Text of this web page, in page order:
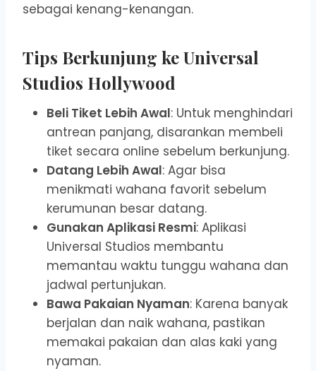
sebagai kenang-kenangan.
Tips Berkunjung ke Universal
Studios Hollywood
Beli Tiket Lebih Awal: Untuk menghindari
antrean panjang, disarankan membeli
tiket secara online sebelum berkunjung.
Datang Lebih Awal: Agar bisa
menikmati wahana favorit sebelum
kerumunan besar datang.
Gunakan Aplikasi Resmi: Aplikasi
Universal Studios membantu
memantau waktu tunggu wahana dan
jadwal pertunjukan.
Bawa Pakaian Nyaman: Karena banyak
berjalan dan naik wahana, pastikan
memakai pakaian dan alas kaki yang
nyaman.